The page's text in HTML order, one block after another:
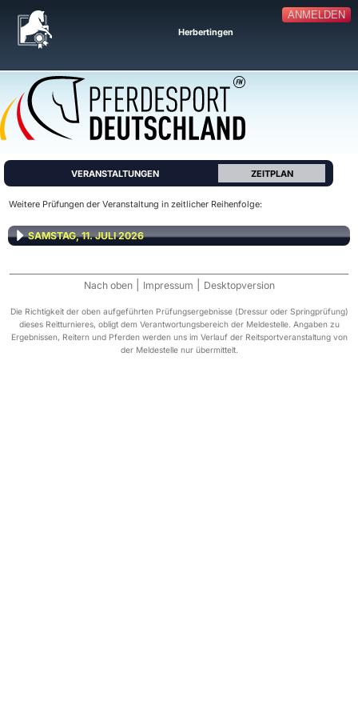
ANMELDEN
Herbertingen
VERANSTALTUNGEN ZEITPLAN
Weitere Prüfungen der Veranstaltung in zeitlicher Reihenfolge:
SAMSTAG, 11. JULI 2026
Nach oben Impressum Desktopversion
Die Richtigkeit der oben aufgeführten Prüfungsergebnisse (Dressur oder Springprüfung)
dieses Reitturnieres, obligt dem Verantwortungsbereich der Meldestelle. Angaben zu
Ergebnissen, Reitern und Pferden werden uns im Verlauf der Reitsportveranstaltung von
der Meldestelle nur übermittelt.